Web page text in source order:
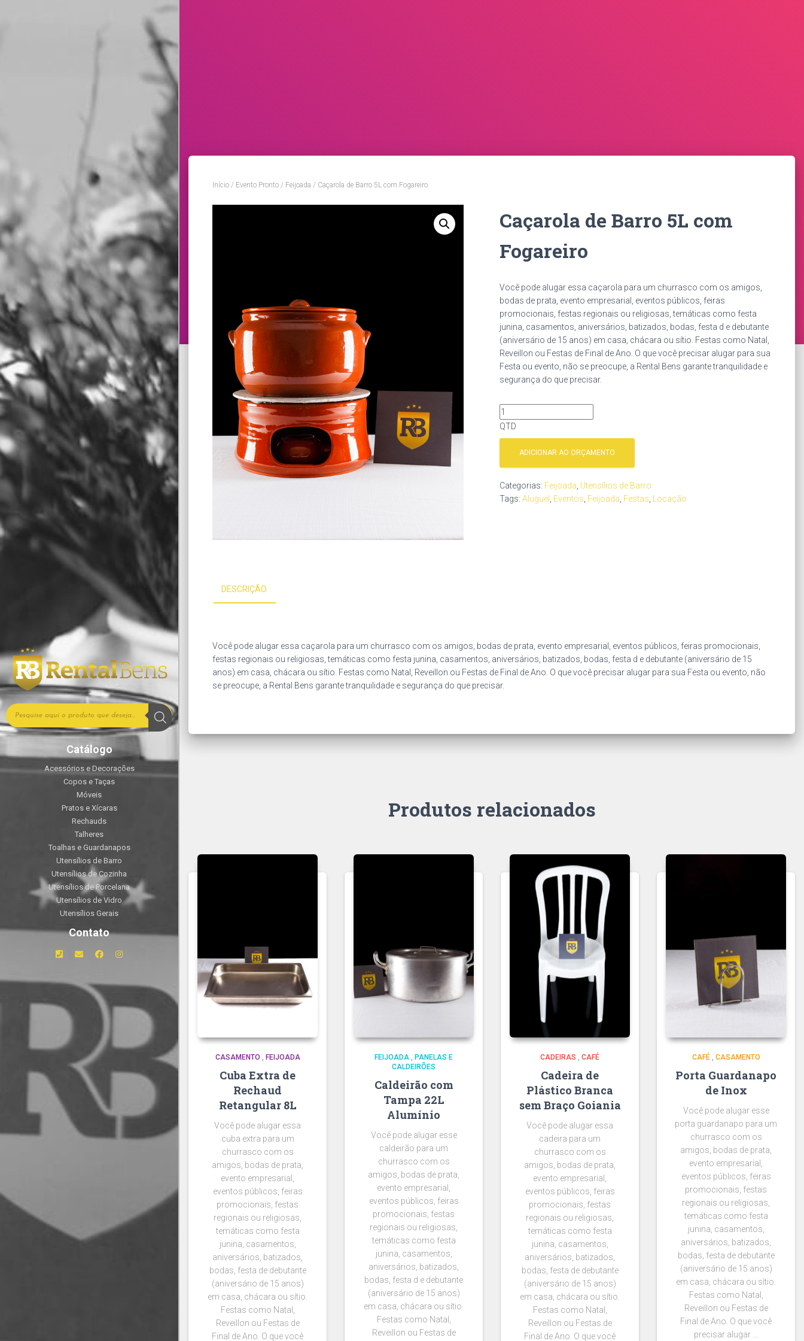
Catálogo
Acessórios e Decorações
Copos e Taças
Móveis
Pratos e Xícaras
Rechauds
Talheres
Toalhas e Guardanapos
Utensílios de Barro
Utensílios de Cozinha
Utensílios de Porcelana
Utensílios de Vidro
Utensílios Gerais
Contato
Início / Evento Pronto / Feijoada / Caçarola de Barro 5L com Fogareiro
Caçarola de Barro 5L com
Fogareiro
Você pode alugar essa caçarola para um churrasco com os amigos,
bodas de prata, evento empresarial, eventos públicos, feiras
promocionais, festas regionais ou religiosas, temáticas como festa
junina, casamentos, aniversários, batizados, bodas, festa d e debutante
(aniversário de 15 anos) em casa, chácara ou sítio. Festas como Natal,
Reveillon ou Festas de Final de Ano. O que você precisar alugar para sua
Festa ou evento, não se preocupe, a Rental Bens garante tranquilidade e
segurança do que precisar.
QTD
ADICIONAR AO ORÇAMENTO
Categorias: Feijoada Utensílios de Barro
Tags:Aluguel Eventos Feijoada Festas Locação
DESCRIÇÃO
Você pode alugar essa caçarola para um churrasco com os amigos, bodas de prata, evento empresarial, eventos públicos, feiras promocionais,
festas regionais ou religiosas, temáticas como festa junina, casamentos, aniversários, batizados, bodas, festa d e debutante (aniversário de 15
anos) em casa, chácara ou sítio. Festas como Natal, Reveillon ou Festas de Final de Ano. O que você precisar alugar para sua Festa ou evento, não
se preocupe, a Rental Bens garante tranquilidade e segurança do que precisar.
Produtos relacionados
CASAMENTO , FEIJOADA
Cuba Extra de
Rechaud
Retangular 8L
Você pode alugar essa
cuba extra para um
churrasco com os
amigos, bodas de prata,
evento empresarial,
eventos públicos, feiras
promocionais, festas
regionais ou religiosas,
temáticas como festa
junina, casamentos,
aniversários, batizados,
bodas, festa de debutante
(aniversário de 15 anos)
em casa, chácara ou sítio.
Festas como Natal,
Reveillon ou Festas de
Final de Ano. O que você
FEIJOADA , PANELAS E
CALDEIRÕES
Caldeirão com
Tampa 22L
Alumínio
Você pode alugar esse
caldeirão para um
churrasco com os
amigos, bodas de prata,
evento empresarial,
eventos públicos, feiras
promocionais, festas
regionais ou religiosas,
temáticas como festa
junina, casamentos,
aniversários, batizados,
bodas, festa d e debutante
(aniversário de 15 anos)
em casa, chácara ou sítio.
Festas como Natal,
Reveillon ou Festas de
CADEIRAS , CAFÉ
Cadeira de
Plástico Branca
sem Braço Goiania
Você pode alugar essa
cadeira para um
churrasco com os
amigos, bodas de prata,
evento empresarial,
eventos públicos, feiras
promocionais, festas
regionais ou religiosas,
temáticas como festa
junina, casamentos,
aniversários, batizados,
bodas, festa de debutante
(aniversário de 15 anos)
em casa, chácara ou sítio.
Festas como Natal,
Reveillon ou Festas de
Final de Ano. O que você
CAFÉ, CASAMENTO
Porta Guardanapo
de Inox
Você pode alugar esse
porta guardanapo para um
churrasco com os
amigos, bodas de prata,
evento empresarial,
eventos públicos, feiras
promocionais, festas
regionais ou religiosas,
temáticas como festa
junina, casamentos,
aniversários, batizados,
bodas, festa de debutante
(aniversário de 15 anos)
em casa, chácara ou sítio.
Festas como Natal,
Reveillon ou Festas de
Final de Ano. O que você
precisar alugar …